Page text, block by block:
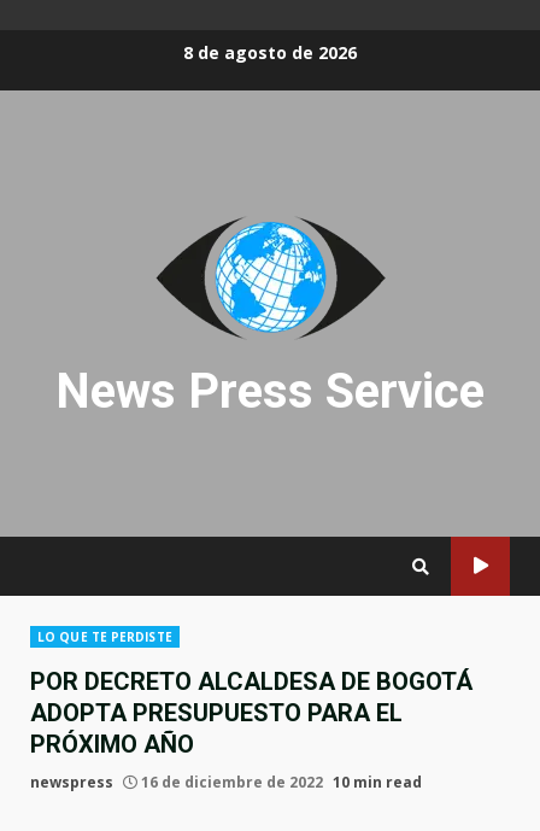
8 de agosto de 2026
News Press Service
LO QUE TE PERDISTE
POR DECRETO ALCALDESA DE BOGOTÁ
ADOPTA PRESUPUESTO PARA EL
PRÓXIMO AÑO
newspress 16 de diciembre de 2022 10 min read